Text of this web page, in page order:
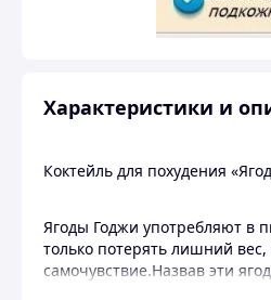
Характеристики и
Коктейль для похудения
Ягоды Годжи употребляют в
только потерять лишний
самочувствие.Назвав эти